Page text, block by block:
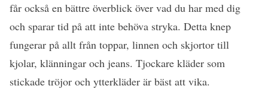
får också en bättre överblick över vad du har med dig
och sparar tid på att inte behöva stryka. Detta knep
fungerar på allt från toppar, linnen och skjortor till
kjolar, klänningar och jeans. Tjockare kläder som
stickade tröjor och ytterkläder är bäst att vika.